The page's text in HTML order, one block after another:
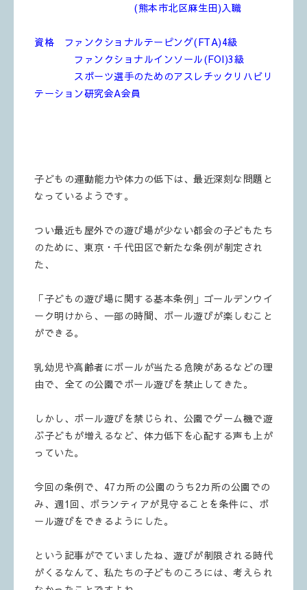
(熊本市北区麻生田)入職
資格 ファンクショナルテーピング(FTA)4級
ファンクショナルインソール(FOI)3級
スポーツ選手のためのアスレチックリハビリ
テーション研究会A会員
子どもの運動能力や体力の低下は、最近深刻な問題と
なっているようです。
つい最近も 屋外での遊び場が少ない都会の子どもたち
のために、東京・千代田区で新たな条例が制定され
た、
「子どもの遊び場に関する基本条例」ゴールデンウイ
ーク明けから、一部の時間、ボール遊びが楽しむこと
ができる。
乳幼児や高齢者にボールが当たる危険があるなどの理
由で、全ての公園でボール遊びを禁止してきた。
しかし、ボール遊びを禁じられ、公園でゲーム機で遊
ぶ子どもが増えるなど、体力低下を心配する声も上が
っていた。
今回の条例で、47カ所の公園のうち2カ所の公園での
み、週1回、ボランティアが見守ることを条件に、ボ
ール遊びをできるようにした。
という記事がでていましたね、遊びが制限される時代
がくるなんて、私たちの子どものころには、考えられ